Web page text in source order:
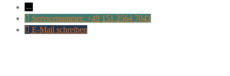
←
Servicenummer: +49 151 2564 7043
E-Mail schreiben